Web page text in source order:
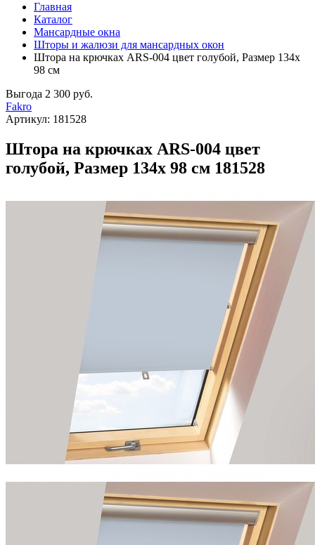
Главная
Каталог
Мансардные окна
Шторы и жалюзи для мансардных окон
Штора на крючках ARS-004 цвет голубой, Размер 134х
98 см
Выгода 2 300 руб.
Fakro
Артикул: 181528
Штора на крючках ARS-004 цвет
голубой, Размер 134х 98 см 181528